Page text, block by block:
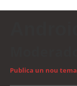
Publica un nou tema